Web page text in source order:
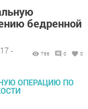
бедренной
-
766 0 0